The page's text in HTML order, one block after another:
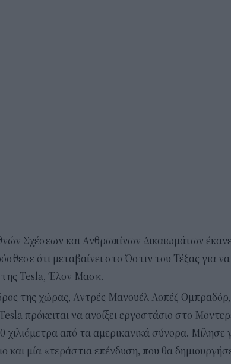
Σχέσεων και Ανθρωπίνων Δικαιωμάτων
ότι μεταβαίνει στο Όστιν του Τέξας για
της Tesla, Έλον Μασκ.
της χώρας, Αντρές Μανουέλ Λοπέζ Ομπραδόρ,
πρόκειται να ανοίξει εργοστάσιο στο
χιλιόμετρα από τα αμερικανικά σύνορα. Μίλησε
και μία «τεράστια επένδυση, που θα